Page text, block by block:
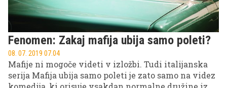
Fenomen: Zakaj mafija ubija samo poleti?
08. 07. 2019 07.04
Mafije ni mogoče videti v izložbi. Tudi italijanska
serija Mafija ubija samo poleti je zato samo na videz